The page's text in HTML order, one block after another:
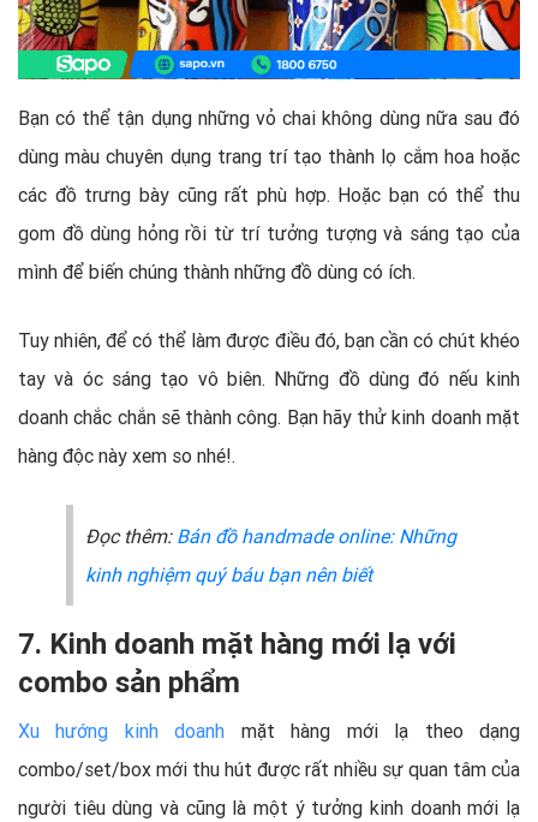
Bạn có thể tận dụng những vỏ chai không dùng nữa sau đó
dùng màu chuyên dụng trang trí tạo thành lọ cắm hoa hoặc
các đồ trưng bày cũng rất phù hợp. Hoặc bạn có thể thu
gom đồ dùng hỏng rồi từ trí tưởng tượng và sáng tạo của
mình để biến chúng thành những đồ dùng có ích.
Tuy nhiên, để có thể làm được điều đó, bạn cần có chút khéo
tay và óc sáng tạo vô biên. Những đồ dùng đó nếu kinh
doanh chắc chắn sẽ thành công. Bạn hãy thử kinh doanh mặt
hàng độc này xem so nhé!.
Đọc thêm: Bán đồ handmade online: Những
kinh nghiệm quý báu bạn nên biết
7. Kinh doanh mặt hàng mới lạ với
combo sản phẩm
Xu hướng kinh doanh mặt hàng mới lạ theo dạng
combo/set/box mới thu hút được rất nhiều sự quan tâm của
người tiêu dùng và cũng là một ý tưởng kinh doanh mới lạ